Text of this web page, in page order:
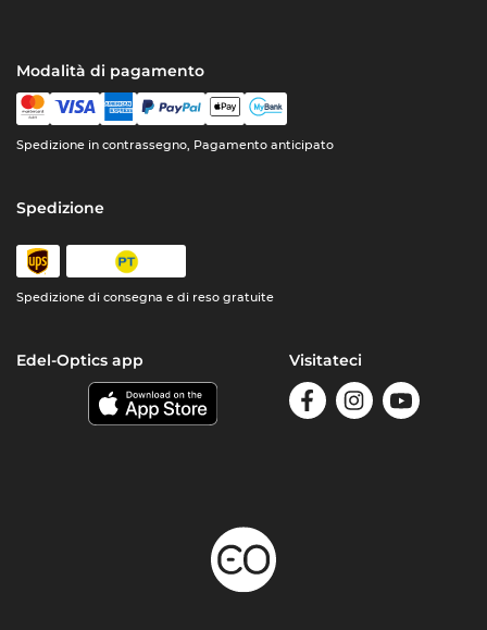
Modalità di pagamento
Spedizione in contrassegno, Pagamento anticipato
Spedizione
Spedizione di consegna e di reso gratuite
Edel-Optics app Visitateci